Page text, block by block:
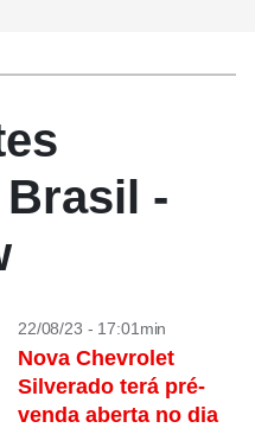
-
22/08/23 - 17:01min
Nova Chevrolet
Silverado terá pré-
venda aberta no dia